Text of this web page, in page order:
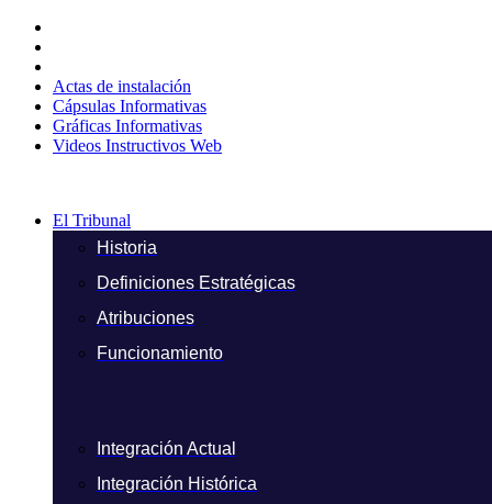
contenido
Actas de instalación
Cápsulas Informativas
Gráficas Informativas
Videos Instructivos Web
El Tribunal
Historia
Definiciones Estratégicas
Atribuciones
Funcionamiento
Integración Actual
Integración Histórica